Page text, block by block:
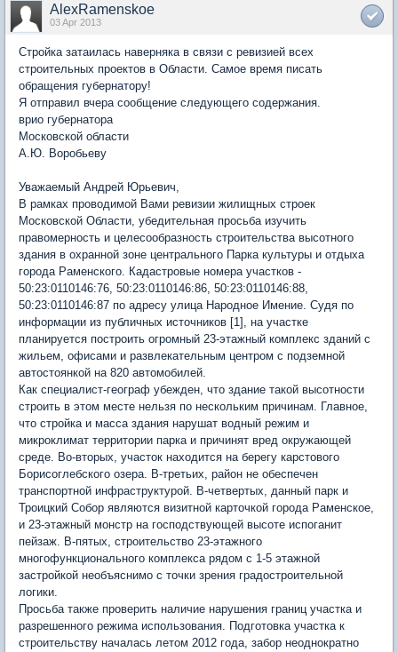
AlexRamenskoe
03 Apr 2013
Стройка затаилась наверняка в связи с ревизией всех
строительных проектов в Области. Самое время писать
обращения губернатору!
Я отправил вчера сообщение следующего содержания.
врио губернатора
Московской области
А.Ю. Воробьеву
Уважаемый Андрей Юрьевич,
В рамках проводимой Вами ревизии жилищных строек
Московской Области, убедительная просьба изучить
правомерность и целесообразность строительства высотного
здания в охранной зоне центрального Парка культуры и отдыха
города Раменского. Кадастровые номера участков -
50:23:0110146:76, 50:23:0110146:86, 50:23:0110146:88,
50:23:0110146:87 по адресу улица Народное Имение. Судя по
информации из публичных источников [1], на участке
планируется построить огромный 23-этажный комплекс зданий с
жильем, офисами и развлекательным центром с подземной
автостоянкой на 820 автомобилей.
Как специалист-географ убежден, что здание такой высотности
строить в этом месте нельзя по нескольким причинам. Главное,
что стройка и масса здания нарушат водный режим и
микроклимат территории парка и причинят вред окружающей
среде. Во-вторых, участок находится на берегу карстового
Борисоглебского озера. В-третьих, район не обеспечен
транспортной инфраструктурой. В-четвертых, данный парк и
Троицкий Собор являются визитной карточкой города Раменское,
и 23-этажный монстр на господствующей высоте испоганит
пейзаж. В-пятых, строительство 23-этажного
многофункционального комплекса рядом с 1-5 этажной
застройкой необъяснимо с точки зрения градостроительной
логики.
Просьба также проверить наличие нарушения границ участка и
разрешенного режима использования. Подготовка участка к
строительству началась летом 2012 года, забор неоднократно